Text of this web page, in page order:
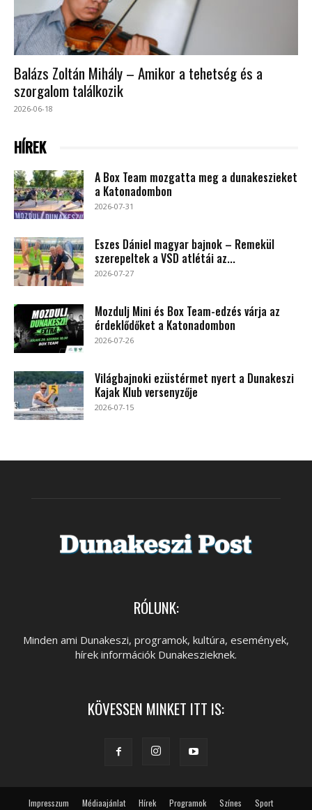
Balázs Zoltán Mihály – Amikor a tehetség és a
szorgalom találkozik
2026-06-18
HÍREK
A Box Team mozgatta meg a dunakeszieket
a Katonadombon
2026-07-31
Eszes Dániel magyar bajnok – Remekül
szerepeltek a VSD atlétái az...
2026-07-27
Mozdulj Mini és Box Team-edzés várja az
érdeklődőket a Katonadombon
2026-07-26
Világbajnoki ezüstérmet nyert a Dunakeszi
Kajak Klub versenyzője
2026-07-15
RÓLUNK:
Minden ami Dunakeszi, programok, kultúra, események,
hírek információk Dunakeszieknek.
KÖVESSEN MINKET ITT IS:
Impresszum Médiaajánlat Hírek Programok Színes Sport